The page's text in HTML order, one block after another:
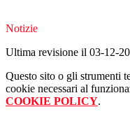
Notizie
Ultima revisione il 03-12-
Questo sito o gli strumenti
cookie necessari al
COOKIE POLICY.